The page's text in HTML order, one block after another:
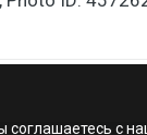
соглашаетесь с